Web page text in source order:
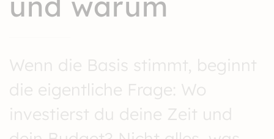
Wenn die Basis stimmt, beginnt
die eigentliche Frage: Wo
investierst du deine Zeit und